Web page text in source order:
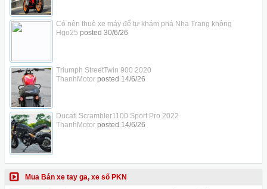
Có nên thuê xe máy để tự khám phá Nha Trang không
Hgo25 posted 30/6/26
Triumph StreetTwin 900 2020
ThanhMotorposted 14/6/26
Ducati Scrambler1100 Sport Pro 2022
ThanhMotorposted 14/6/26
Mua Bán xe tay ga, xe số PKN